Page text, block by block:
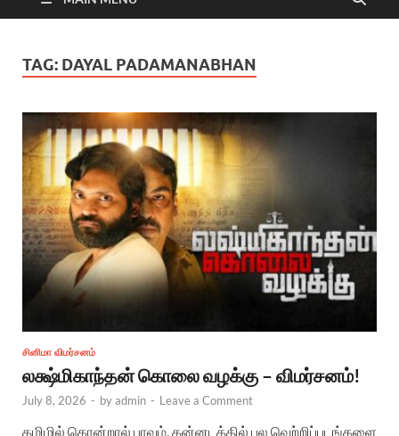
TAG: DAYAL PADAMANABHAN
சினிமா விமர்சனம்
லக்ஷ்மிகாந்தன் கொலை வழக்கு – விமர்சனம்!
July 8, 2026 - byadmin - Leave a Comment
தமிழில் கொன்றால் பாவம், கன்னடத்தில் பல வெற்றிப்படங்களை